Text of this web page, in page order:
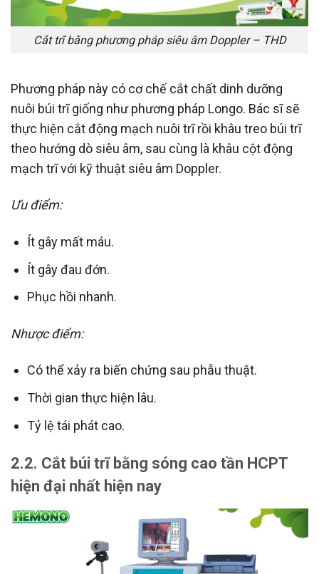
Cắt trĩ bằng phương pháp siêu âm Doppler – THD
Phương pháp này có cơ chế cắt chất dinh dưỡng
nuôi búi trĩ giống như phương pháp Longo. Bác sĩ sẽ
thực hiện cắt động mạch nuôi trĩ rồi khâu treo búi trĩ
theo hướng dò siêu âm, sau cùng là khâu cột động
mạch trĩ với kỹ thuật siêu âm Doppler.
Ưu điểm:
Ít gây mất máu.
Ít gây đau đớn.
Phục hồi nhanh.
Nhược điểm:
Có thể xảy ra biến chứng sau phẫu thuật.
Thời gian thực hiện lâu.
Tỷ lệ tái phát cao.
2.2. Cắt búi trĩ bằng sóng cao tần HCPT
hiện đại nhất hiện nay